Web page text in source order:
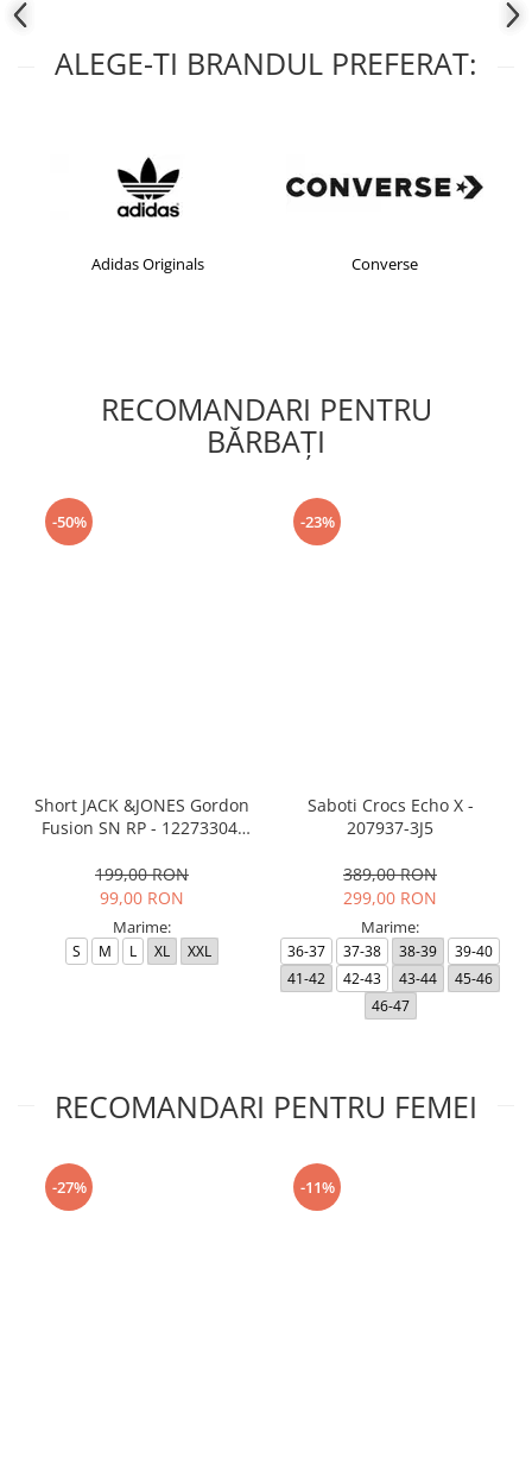
ALEGE-TI BRANDUL PREFERAT:
Adidas Originals Converse
RECOMANDARI PENTRU
BĂRBAŢI
-50%
Short JACK &JONES Gordon
Fusion SN RP - 12273304-
199,00 RON
99,00 RON
Marime:
S M L XL XXL
-23%
Saboti Crocs Echo X -
207937-3J5
389,00 RON
299,00 RON
Marime:
36-37 37-38 38-39
39-40
41-42
42-43 43-44
45-46
46-47
RECOMANDARI PENTRU FEMEI
-27% -11%